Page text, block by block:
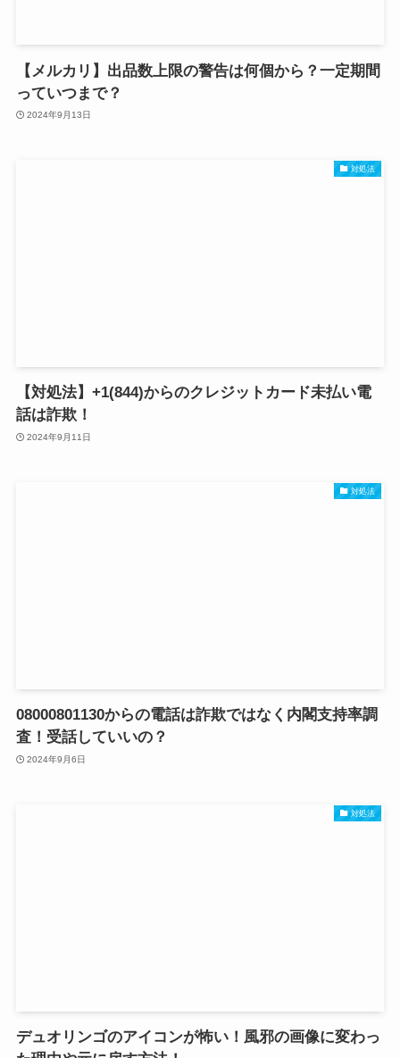
【メルカリ】出品数上限の警告は何個から？一定期間
っていつまで？
2024年9月13日
対処法
【対処法】+1(844)からのクレジットカード未払い電
話は詐欺！
2024年9月11日
対処法
08000801130からの電話は詐欺ではなく内閣支持率調
査！受話していいの？
2024年9月6日
対処法
デュオリンゴのアイコンが怖い！風邪の画像に変わっ